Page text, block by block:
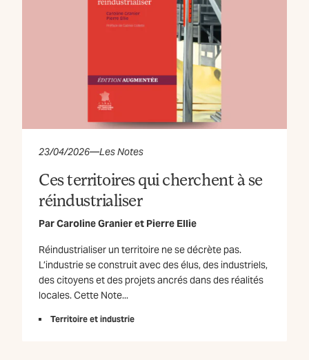
23/04/2026—Les Notes
Ces territoires qui cherchent à se
réindustrialiser
ParCaroline Granieret Pierre Ellie
Réindustrialiser un territoire ne se décrète pas.
L’industrie se construit avec des élus, des industriels,
des citoyens et des projets ancrés dans des réalités
locales. Cette Note...
Territoire et industrie